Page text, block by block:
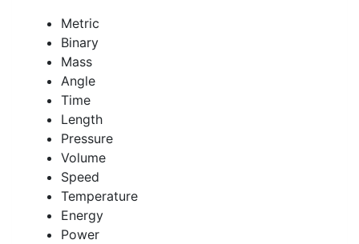
Metric
Binary
Mass
Angle
Time
Length
Pressure
Volume
Speed
Temperature
Energy
Power